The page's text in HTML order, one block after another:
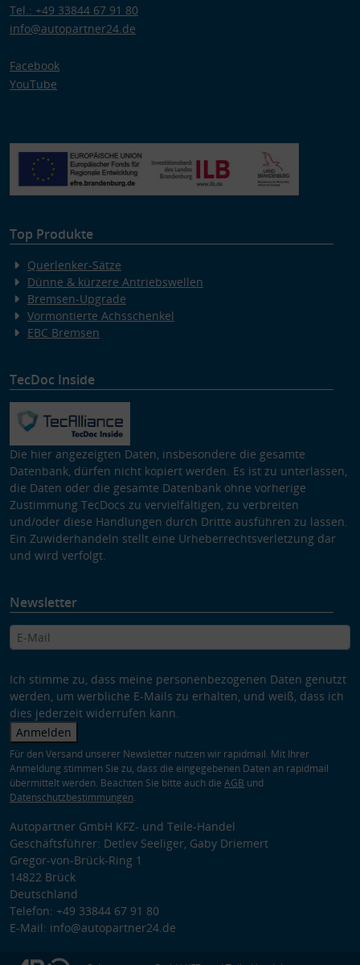
Tel.: +49 33844 67 91 80
info@autopartner24.de
Facebook
YouTube
Top Produkte
Querlenker-Sätze
Dünne & kürzere Antriebswellen
Bremsen-Upgrade
Vormontierte Achsschenkel
EBC Bremsen
TecDoc Inside
Die hier angezeigten Daten, insbesondere die gesamte
Datenbank, dürfen nicht kopiert werden. Es ist zu unterlassen,
die Daten oder die gesamte Datenbank ohne vorherige
Zustimmung TecDocs zu vervielfältigen, zu verbreiten
und/oder diese Handlungen durch Dritte ausführen zu lassen.
Ein Zuwiderhandeln stellt eine Urheberrechtsverletzung dar
und wird verfolgt.
Newsletter
Ich stimme zu, dass meine personenbezogenen Daten genutzt
werden, um werbliche E-Mails zu erhalten, und weiß, dass ich
dies jederzeit widerrufen kann.
Anmelden
Für den Versand unserer Newsletter nutzen wir rapidmail. Mit Ihrer
Anmeldung stimmen Sie zu, dass die eingegebenen Daten an rapidmail
übermittelt werden. Beachten Sie bitte auch die AGB und
Datenschutzbestimmungen.
Autopartner GmbH KFZ- und Teile-Handel
Geschäftsführer: Detlev Seeliger, Gaby Driemert
Gregor-von-Brück-Ring 1
14822 Brück
Deutschland
Telefon: +49 33844 67 91 80
E-Mail: info@autopartner24.de